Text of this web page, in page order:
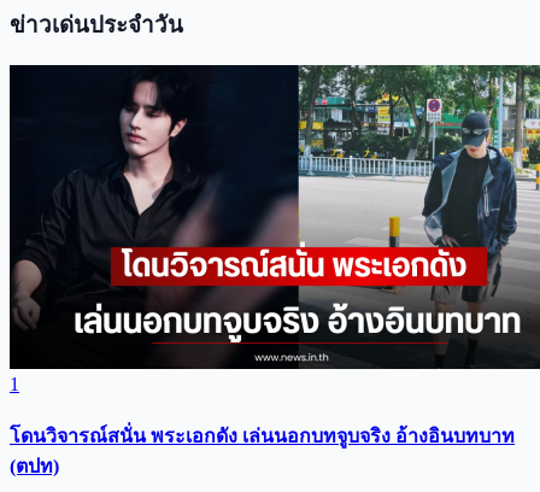
ข่าวเด่นประจำวัน
1
โดนวิจารณ์สนั่น พระเอกดัง เล่นนอกบทจูบจริง อ้างอินบทบาท
(ตปท)